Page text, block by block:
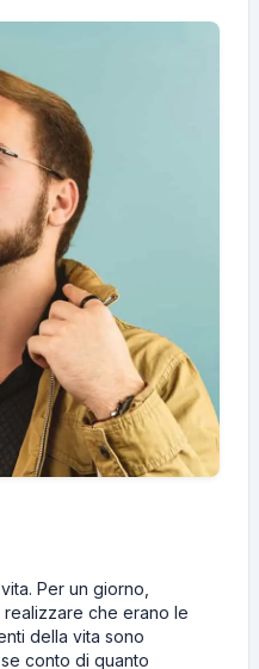
Per un giorno,
che erano le
della vita sono
conto di quanto